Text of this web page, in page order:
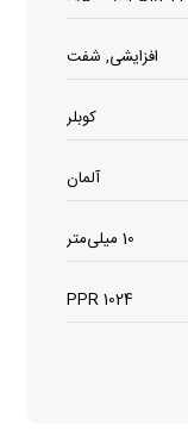
افزایشی, شفت
کوبلر
آلمان
10 میلی‌متر
1024 PPR